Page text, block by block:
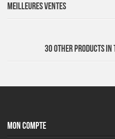
MEILLEURES VENTES
30 OTHER PRODUCTS IN
MON COMPTE